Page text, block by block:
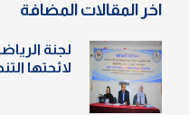
اخر المقالات المضافة
لجنة
لائحتها